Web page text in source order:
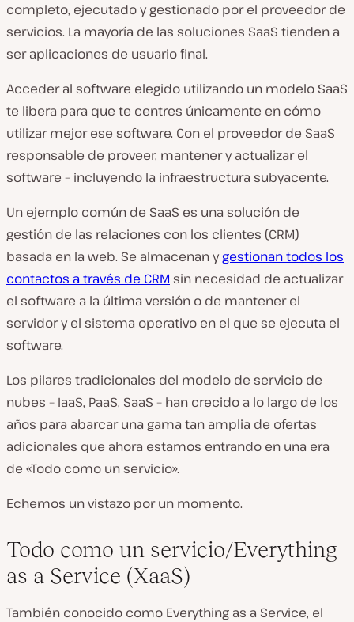
completo, ejecutado y gestionado por el proveedor de
servicios. La mayoría de las soluciones SaaS tienden a
ser aplicaciones de usuario final.
Acceder al software elegido utilizando un modelo SaaS
te libera para que te centres únicamente en cómo
utilizar mejor ese software. Con el proveedor de SaaS
responsable de proveer, mantener y actualizar el
software – incluyendo la infraestructura subyacente.
Un ejemplo común de SaaS es una solución de
gestión de las relaciones con los clientes (CRM)
basada en la web. Se almacenan ygestionan todos los
contactos a través de CRM sin necesidad de actualizar
el software a la última versión o de mantener el
servidor y el sistema operativo en el que se ejecuta el
software.
Los pilares tradicionales del modelo de servicio de
nubes – IaaS, PaaS, SaaS – han crecido a lo largo de los
años para abarcar una gama tan amplia de ofertas
adicionales que ahora estamos entrando en una era
de «Todo como un servicio».
Echemos un vistazo por un momento.
Todo como un servicio/Everything
as a Service (XaaS)
También conocido como Everything as a Service, el